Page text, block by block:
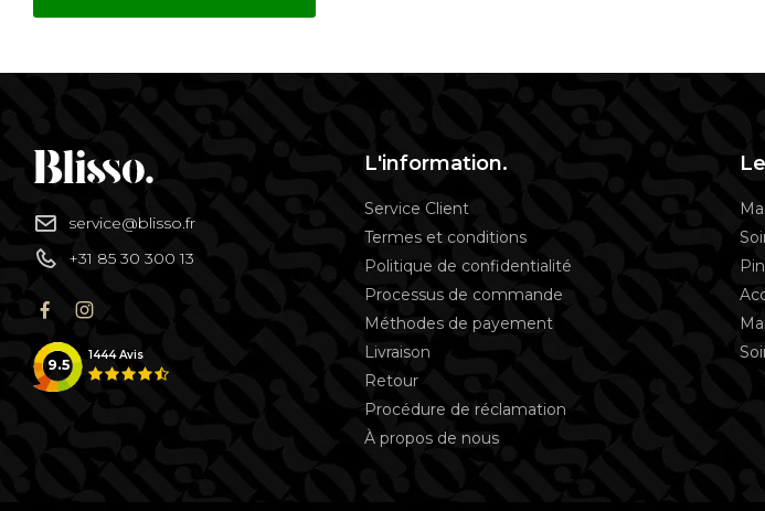
service@blisso.fr
+31 85 30 300 13
9.5
1444Avis
L'information.
Service Client
Termes et conditions
Politique de confidentialité
Processus de commande
Méthodes de payement
Livraison
Retour
Procédure de réclamation
À propos de nous